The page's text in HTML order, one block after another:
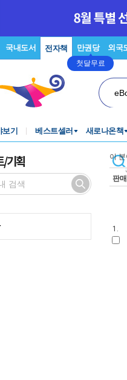
국내도서 전자책 만권당
첫달무료
외국
기 베스트셀러 새로나온책
/기획 이 분
판
1.